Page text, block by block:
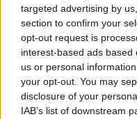
targeted advertising by
section to confirm your
opt-out request is
interest-based ads
us or personal
your opt-out. You may
disclosure of your
IAB’s list of downstream